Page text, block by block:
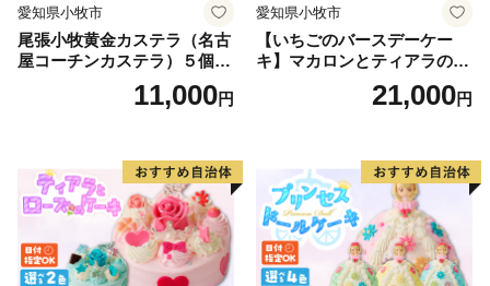
愛知県小牧市
尾張小牧黄金カステラ（名古
屋コーチンカステラ）５個入
名古屋コーチン カステラ ザ
ラメ 常温 愛知県 小牧市 アン
11,000円
愛知県小牧市
【いちごのバースデーケー
キ】マカロンとティアラのケ
ーキ スイーツ 日時指定可 デ
ザート 洋菓子 お取り寄せ 愛
デコレーションケーキ ホー
ルケーキ
21,000円